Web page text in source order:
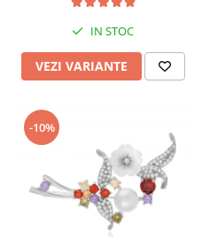
IN STOC
VEZI VARIANTE
-10%